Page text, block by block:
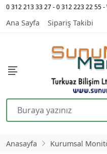
0 312 213 33 27 - 0 312 223 22 55
Ana Sayfa Sipariş Takibi
Anasayfa Kurumsal